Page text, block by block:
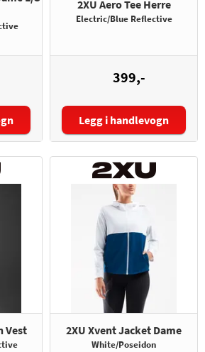
2XU Aero Tee Herre
Electric/Blue Reflective
399,-
Størrelse:
Legg i handlevogn
Vest 2XU Xvent Jacket Dame
White/Poseidon